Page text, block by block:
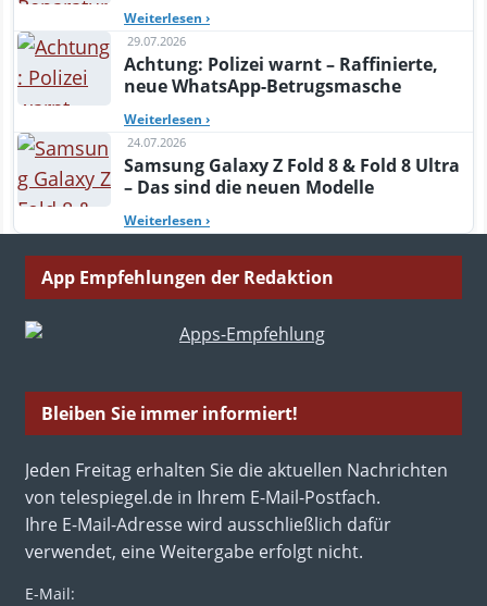
Weiterlesen ›
29.07.2026
Achtung: Polizei warnt – Raffinierte,
neue WhatsApp-Betrugsmasche
Weiterlesen ›
24.07.2026
Samsung Galaxy Z Fold 8 & Fold 8 Ultra
– Das sind die neuen Modelle
Weiterlesen ›
App Empfehlungen der Redaktion
Bleiben Sie immer informiert!
Jeden Freitag erhalten Sie die aktuellen Nachrichten
von telespiegel.de in Ihrem E-Mail-Postfach.
Ihre E-Mail-Adresse wird ausschließlich dafür
verwendet, eine Weitergabe erfolgt nicht.
E-Mail: